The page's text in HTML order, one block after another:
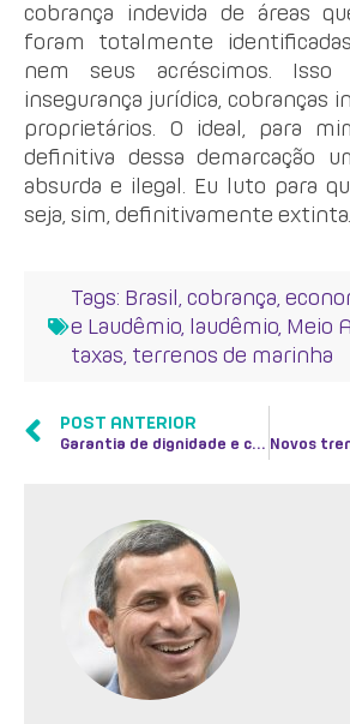
cobrança indevida de áreas
foram totalmente
nem seus acréscimos.
insegurança jurídica, cobranças
proprietários. O ideal, para
definitiva dessa demarcação
absurda e ilegal. Eu luto para
seja, sim, definitivamente extinta.
Tags: Brasil cobrança
e Laudêmio laudêmio Meio
taxas terrenos de marinha
POST ANTERIOR